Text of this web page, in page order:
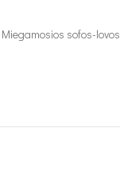
Miegamosios sofos-lovos